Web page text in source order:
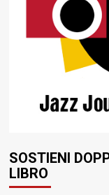
SOSTIENI
LIBRO